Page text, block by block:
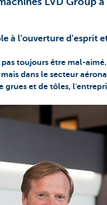
à l'ouverture d'esprit
toujours être mal-
dans le secteur
grues et de tôles,